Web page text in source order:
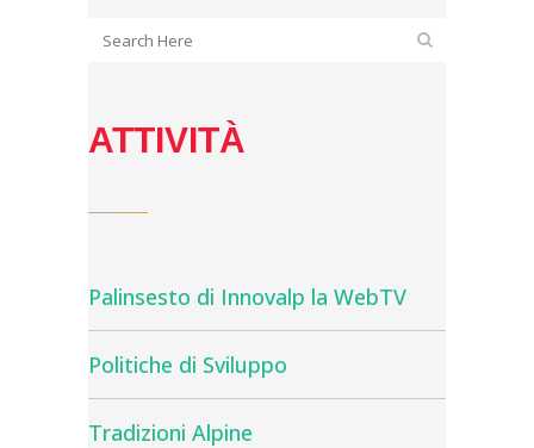
ATTIVITÀ
Palinsesto di Innovalp la WebTV
Politiche di Sviluppo
Tradizioni Alpine